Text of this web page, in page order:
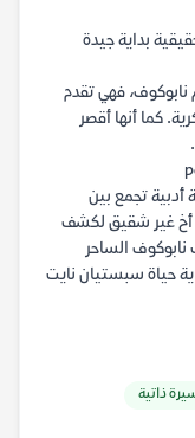
بداية جيدة
نابوكوف، فهي تقدم
كما أنها أقصر
أدبية تجمع بين
أخ غير شقيق لكشف
نابوكوف الساحر
حياة سبستيان نايت
ذاتية